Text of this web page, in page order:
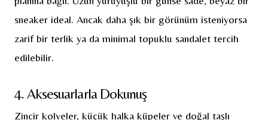
sneaker ideal. Ancak daha şık bir görünüm isteniyorsa
zarif bir terlik ya da minimal topuklu sandalet tercih
edilebilir.
4. Aksesuarlarla Dokunuş
Zincir kolyeler, küçük halka küpeler ve doğal taşlı